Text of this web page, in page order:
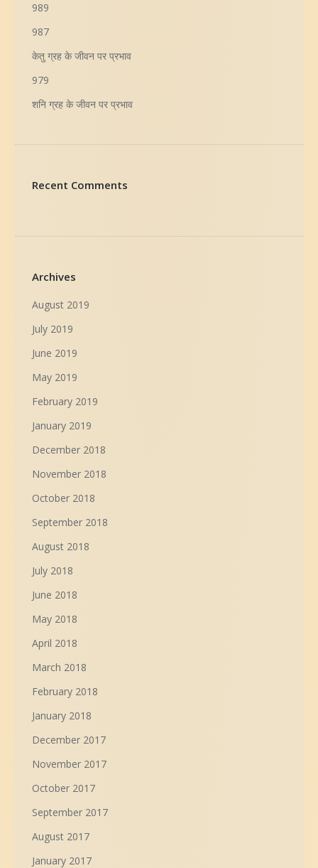
989
987
केतु ग्रह के जीवन पर प्रभाव
979
शनि ग्रह के जीवन पर प्रभाव
Recent Comments
Archives
August 2019
July 2019
June 2019
May 2019
February 2019
January 2019
December 2018
November 2018
October 2018
September 2018
August 2018
July 2018
June 2018
May 2018
April 2018
March 2018
February 2018
January 2018
December 2017
November 2017
October 2017
September 2017
August 2017
January 2017